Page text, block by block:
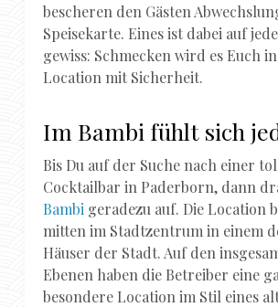
bescheren den Gästen
Speisekarte. Eines ist dabei auf
gewiss: Schmecken wird es Euch
Location mit Sicherheit.
Im Bambi fühlt sich
Bis Du auf der Suche nach einer
Cocktailbar in Paderborn, dann
Bambi geradezu auf. Die Location
mitten im Stadtzentrum in einem
Häuser der Stadt. Auf den
Ebenen haben die Betreiber eine
besondere Location im Stil eines